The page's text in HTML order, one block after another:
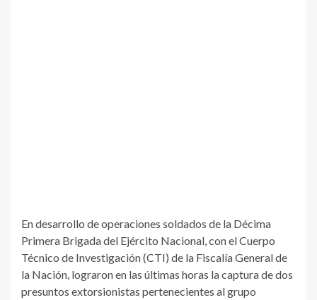
En desarrollo de operaciones soldados de la Décima
Primera Brigada del Ejército Nacional, con el Cuerpo
Técnico de Investigación (CTI) de la Fiscalía General de
la Nación, lograron en las últimas horas la captura de dos
presuntos extorsionistas pertenecientes al grupo